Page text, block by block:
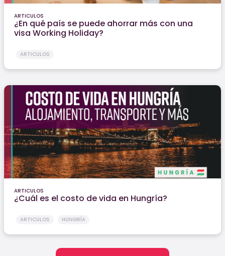
ARTICULOS
¿En qué país se puede ahorrar más con una
visa Working Holiday?
ARTICULOS
ARTICULOS
¿Cuál es el costo de vida en Hungría?
ARTICULOS HUNGRÍA